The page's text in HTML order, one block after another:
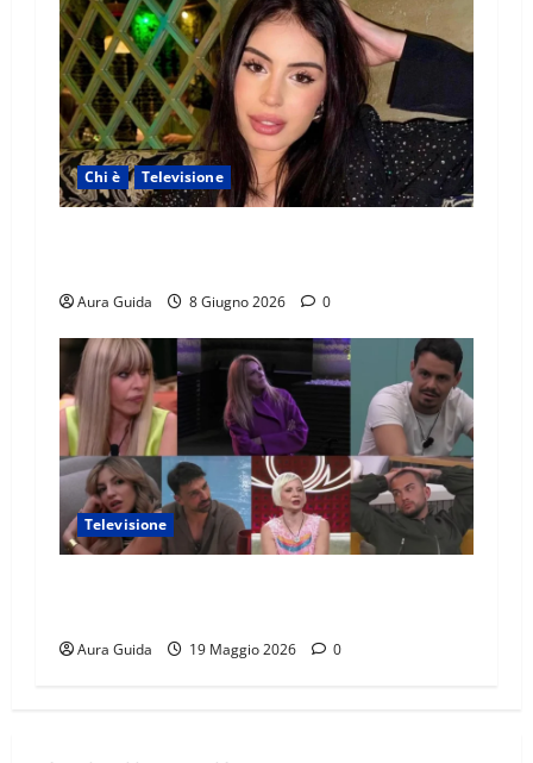
Chi è Televisione
Aura Guida 8 Giugno 2026 0
Televisione
Aura Guida 19 Maggio 2026 0